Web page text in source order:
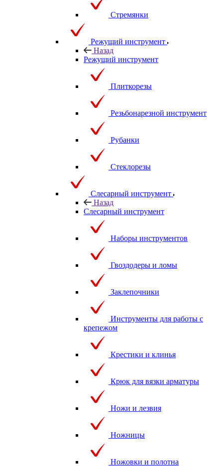
Стремянки
Режущий инструмент
Назад
Режущий инструмент
Плиткорезы
Резьбонарезной инструмент
Рубанки
Стеклорезы
Слесарный инструмент
Назад
Слесарный инструмент
Наборы инструментов
Гвоздодеры и ломы
Заклепочники
Инструменты для работы с
крепежом
Крестики и клинья
Крюк для вязки арматуры
Ножи и лезвия
Ножницы
Ножовки и полотна